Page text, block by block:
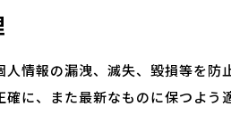
人情報の漏洩、滅失、毀損等を
に、また最新なものに保つよう